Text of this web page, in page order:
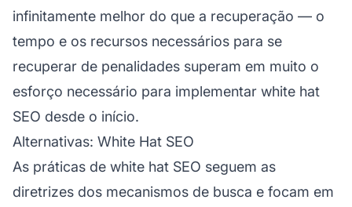
infinitamente melhor do que a recuperação — o
tempo e os recursos necessários para se
recuperar de penalidades superam em muito o
esforço necessário para implementar white hat
SEO desde o início.
Alternativas: White Hat SEO
As práticas de white hat SEO seguem as
diretrizes dos mecanismos de busca e focam em